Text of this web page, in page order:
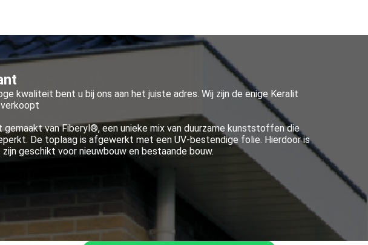
kwaliteit bent u bij ons aan het juiste adres. Wij zijn de enige Keralit
van Fiberyl®, een unieke mix van duurzame kunststoffen die
De toplaag is afgewerkt met een UV-bestendige folie. Hierdoor is
geschikt voor nieuwbouw en bestaande bouw.